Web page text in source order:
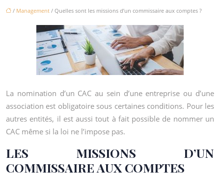
/ Management / Quelles sont les missions d’un commissaire aux comptes ?
La nomination d’un CAC au sein d’une entreprise ou d’une
association est obligatoire sous certaines conditions. Pour les
autres entités, il est aussi tout à fait possible de nommer un
CAC même si la loi ne l’impose pas.
LES MISSIONS D’UN
COMMISSAIRE AUX COMPTES